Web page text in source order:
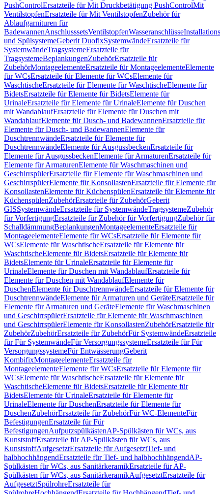
PushControlErsatzteile für Mit Druckbetätigung PushControlMit
VentilstopfenErsatzteile für Mit VentilstopfenZubehör für
Ablaufgarnituren für
BadewannenAnschlusssetsVentilstopfenWasseranschlüsse
und SpülsystemeGeberit DuofixSystemwändeErsatzteile für
SystemwändeTragsystemeErsatzteile für
TragsystemeBeplankungenZubehörErsatzteile für
ZubehörMontageelementeErsatzteile für MontageelementeElemente
für WCsErsatzteile für Elemente für WCsElemente für
WaschtischeErsatzteile für Elemente für WaschtischeElemente für
BidetsErsatzteile für Elemente für BidetsElemente für
UrinaleErsatzteile für Elemente für UrinaleElemente für Duschen
mit WandablaufErsatzteile für Elemente für Duschen mit
WandablaufElemente für Dusch- und BadewannenErsatzteile für
Elemente für Dusch- und BadewannenElemente für
DuschtrennwändeErsatzteile für Elemente für
DuschtrennwändeElemente für AusgussbeckenErsatzteile für
Elemente für AusgussbeckenElemente für ArmaturenErsatzteile für
Elemente für ArmaturenElemente für Waschmaschinen und
GeschirrspülerErsatzteile für Elemente für Waschmaschinen und
GeschirrspülerElemente für KonsollastenErsatzteile für Elemente für
KonsollastenElemente für KüchenspülenErsatzteile für Elemente für
KüchenspülenZubehörErsatzteile für ZubehörGeberit
GISSystemwändeErsatzteile für SystemwändeTragsystemeZubehör
für VorfertigungErsatzteile für Zubehör für VorfertigungZubehör für
SchalldämmungBeplankungenMontageelementeErsatzteile für
MontageelementeElemente für WCsErsatzteile für Elemente für
WCsElemente für WaschtischeErsatzteile für Elemente für
WaschtischeElemente für BidetsErsatzteile für Elemente für
BidetsElemente für UrinaleErsatzteile für Elemente für
UrinaleElemente für Duschen mit WandablaufErsatzteile für
Elemente für Duschen mit WandablaufElemente für
DuschenElemente für DuschtrennwändeErsatzteile für Elemente für
DuschtrennwändeElemente für Armaturen und GeräteErsatzteile für
Elemente für Armaturen und GeräteElemente für Waschmaschinen
und GeschirrspülerErsatzteile für Elemente für Waschmaschinen
und GeschirrspülerElemente für KonsollastenZubehörErsatzteile für
ZubehörZubehörErsatzteile für ZubehörFür SystemwändeErsatzteile
für Für SystemwändeFür VersorgungssystemeErsatzteile für Für
VersorgungssystemeFür EntwässerungGeberit
KombifixMontageelementeErsatzteile für
MontageelementeElemente für WCsErsatzteile für Elemente für
WCsElemente für WaschtischeErsatzteile für Elemente für
WaschtischeElemente für BidetsErsatzteile für Elemente für
BidetsElemente für UrinaleErsatzteile für Elemente für
UrinaleElemente für DuschenErsatzteile für Elemente für
DuschenZubehörErsatzteile für ZubehörFür WC-ElementeFür
BefestigungenErsatzteile für Für
BefestigungenAufputzspülkästenAP-Spülkästen für WCs, aus
KunststoffErsatzteile für AP-Spülkästen für WCs, aus
KunststoffAufgesetztErsatzteile für AufgesetztTief- und
halbhochhängendErsatzteile für Tief- und halbhochhängendAP-
Spülkästen für WCs, aus SanitärkeramikErsatzteile für AP-
Spülkästen für WCs, aus SanitärkeramikAufgesetztErsatzteile für
AufgesetztSpülrohreErsatzteile für